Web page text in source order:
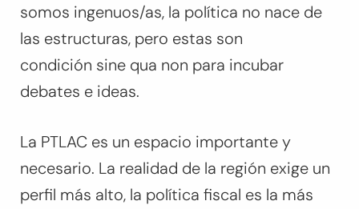
somos ingenuos/as, la política no nace de
las estructuras, pero estas son
condición sine qua non para incubar
debates e ideas.
La PTLAC es un espacio importante y
necesario. La realidad de la región exige un
perfil más alto, la política fiscal es la más